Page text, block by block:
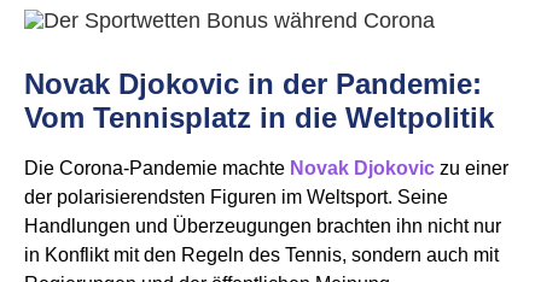
Novak Djokovic in der Pandemie:
Vom Tennisplatz in die Weltpolitik
Die Corona-Pandemie machte Novak Djokovic zu einer
der polarisierendsten Figuren im Weltsport. Seine
Handlungen und Überzeugungen brachten ihn nicht nur
in Konflikt mit den Regeln des Tennis, sondern auch mit